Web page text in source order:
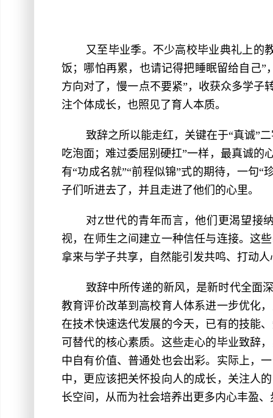
又至毕业季。不少高校毕业典礼上的
饭；哪怕再累，也请记得把睡眠留给自己
方向对了，慢一点不要紧”，收获众多学子
注个体成长，也照见了育人本质。
致辞之所以能走红，关键在于“真诚”
吃泡面；难过委屈别硬扛”一样，最真诚的
有“功成名就”“前程似锦”式的期待，一句“
子们听进去了，并且走进了他们的心里。
对Z世代的青年而言，他们更渴望接
视，在师生之间建立一种信任与连接。这
拿来与学子共享，自然能引发共鸣、打动人
致辞中所传递的新风，是新时代全面
教育评价改革到高校育人体系进一步优化
在技术快速迭代发展的今天，已有的技能
可替代的核心素质。这些走心的毕业致辞
中自有价值、普通处也会出彩。实际上，
中，更应该把关怀投向人的成长，关注人
长空间，从而为社会培养出更多内心丰盈